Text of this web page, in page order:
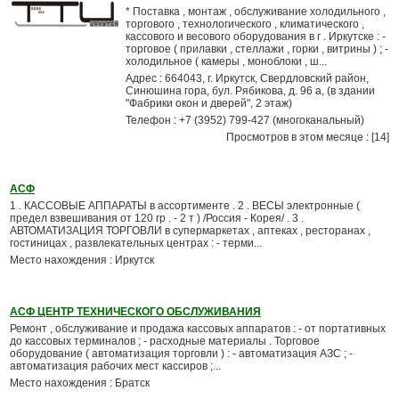
* Поставка , монтаж , обслуживание холодильного ,
торгового , технологического , климатического ,
кассового и весового оборудования в г . Иркутске : -
торговое ( прилавки , стеллажи , горки , витрины ) ; -
холодильное ( камеры , моноблоки , ш...
Адрес : 664043, г. Иркутск, Свердловский район,
Синюшина гора, бул. Рябикова, д. 96 а, (в здании
"Фабрики окон и дверей", 2 этаж)
Телефон : +7 (3952) 799-427 (многоканальный)
Просмотров в этом месяце : [14]
АСФ
1 . КАССОВЫЕ АППАРАТЫ в ассортименте . 2 . ВЕСЫ электронные (
предел взвешивания от 120 гр . - 2 т ) /Россия - Корея/ . 3 .
АВТОМАТИЗАЦИЯ ТОРГОВЛИ в супермаркетах , аптеках , ресторанах ,
гостиницах , развлекательных центрах : - терми...
Место нахождения : Иркутск
АСФ ЦЕНТР ТЕХНИЧЕСКОГО ОБСЛУЖИВАНИЯ
Ремонт , обслуживание и продажа кассовых аппаратов : - от портативных
до кассовых терминалов ; - расходные материалы . Торговое
оборудование ( автоматизация торговли ) : - автоматизация АЗС ; -
автоматизация рабочих мест кассиров ;...
Место нахождения : Братск